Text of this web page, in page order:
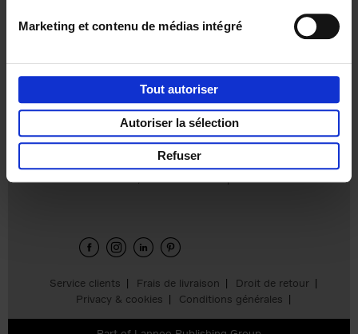
Marketing et contenu de médias intégré
Tout autoriser
Autoriser la sélection
Refuser
Ajouter au panier
Service clients Frais de livraison
Droit de retour
Privacy & cookies
Conditions générales
Envie de bonnes idées de lecture, de